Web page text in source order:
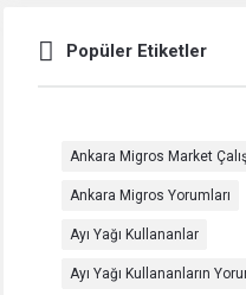
Popüler Etiketler
Ankara Migros Market
Ankara Migros Yorumları
Ayı Yağı Kullananlar
Ayı Yağı Kullananların